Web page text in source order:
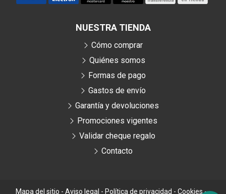
NUESTRA TIENDA
Cómo comprar
Quiénes somos
Formas de pago
Gastos de envío
Garantía y devoluciones
Promociones vigentes
Validar cheque regalo
Contacto
Mapa del sitio - Aviso legal - Política de privacidad - Cookies-